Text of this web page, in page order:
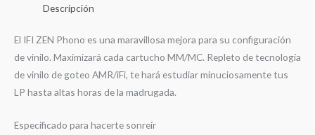
Descripción
El IFI ZEN Phono es una maravillosa mejora para su configuración
de vinilo. Maximizará cada cartucho MM/MC. Repleto de tecnología
de vinilo de goteo AMR/iFi, te hará estudiar minuciosamente tus
LP hasta altas horas de la madrugada.
Especificado para hacerte sonreír